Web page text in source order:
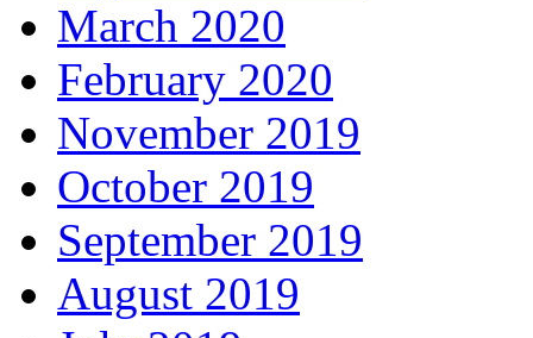
March 2020
February 2020
November 2019
October 2019
September 2019
August 2019